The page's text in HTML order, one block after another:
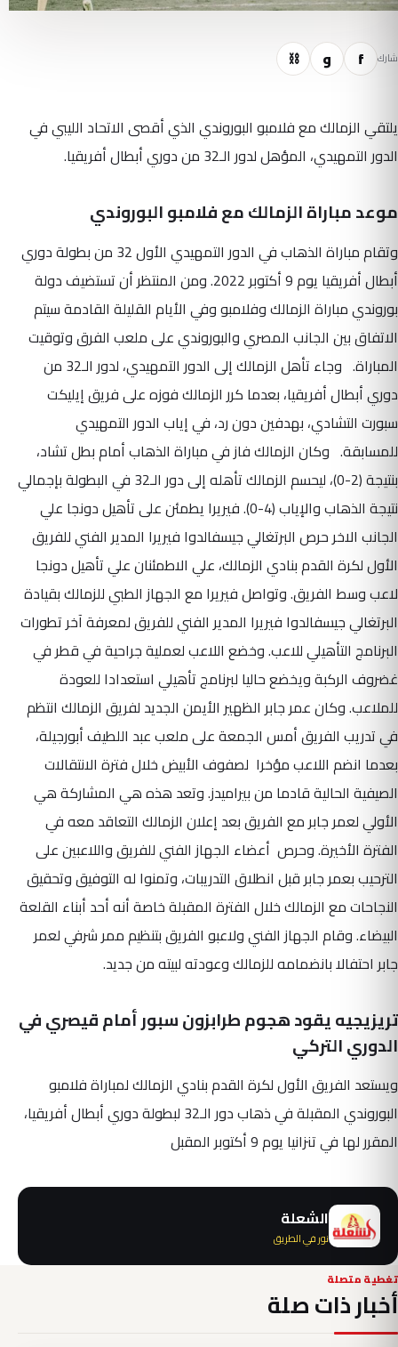
شارك f و ⛓
يلتقي الزمالك مع فلامبو البوروندي الذي أقصى الاتحاد الليبي في
الدور التمهيدي، المؤهل لدور الـ32 من دوري أبطال أفريقيا.
موعد مباراة الزمالك مع فلامبو البوروندي
وتقام مباراة الذهاب في الدور التمهيدي الأول 32 من بطولة دوري
أبطال أفريقيا يوم 9 أكتوبر 2022. ومن المنتظر أن تستضيف دولة
بوروندي مباراة الزمالك وفلامبو وفي الأيام القليلة القادمة سيتم
الاتفاق بين الجانب المصري والبوروندي على ملعب الفرق وتوقيت
المباراة. وجاء تأهل الزمالك إلى الدور التمهيدي، لدور الـ32 من
دوري أبطال أفريقيا، بعدما كرر الزمالك فوزه على فريق إيليكت
سبورت التشادي، بهدفين دون رد، في إياب الدور التمهيدي
للمسابقة. وكان الزمالك فاز في مباراة الذهاب أمام بطل تشاد،
بنتيجة (2-0)، ليحسم الزمالك تأهله إلى دور الـ32 في البطولة بإجمالي
نتيجة الذهاب والإياب (4-0). فيريرا يطمئن على تأهيل دونجا علي
الجانب الاخر حرص البرتغالي جيسفالدوا فيريرا المدير الفني للفريق
الأول لكرة القدم بنادي الزمالك، علي الاطمئنان علي تأهيل دونجا
لاعب وسط الفريق. وتواصل فيريرا مع الجهاز الطبي للزمالك بقيادة
البرتغالي جيسفالدوا فيريرا المدير الفني للفريق لمعرفة آخر تطورات
البرنامج التأهيلي للاعب. وخضع اللاعب لعملية جراحية في قطر في
غضروف الركبة ويخضع حاليا لبرنامج تأهيلي استعدادا للعودة
للملاعب. وكان عمر جابر الظهير الأيمن الجديد لفريق الزمالك انتظم
في تدريب الفريق أمس الجمعة على ملعب عبد اللطيف أبورجيلة،
بعدما انضم اللاعب مؤخرا لصفوف الأبيض خلال فترة الانتقالات
الصيفية الحالية قادما من بيراميدز. وتعد هذه هي المشاركة هي
الأولي لعمر جابر مع الفريق بعد إعلان الزمالك التعاقد معه في
الفترة الأخيرة. وحرص أعضاء الجهاز الفني للفريق واللاعبين على
الترحيب بعمر جابر قبل انطلاق التدريبات، وتمنوا له التوفيق وتحقيق
النجاحات مع الزمالك خلال الفترة المقبلة خاصة أنه أحد أبناء القلعة
البيضاء. وقام الجهاز الفني ولاعبو الفريق بتنظيم ممر شرفي لعمر
جابر احتفالا بانضمامه للزمالك وعودته لبيته من جديد.
تريزيجيه يقود هجوم طرابزون سبور أمام قيصري في
الدوري التركي
ويستعد الفريق الأول لكرة القدم بنادي الزمالك لمباراة فلامبو
البوروندي المقبلة في ذهاب دور الـ32 لبطولة دوري أبطال أفريقيا،
المقرر لها في تنزانيا يوم 9 أكتوبر المقبل
الشعلة
نور في الطريق
تغطية متصلة
أخبار ذات صلة